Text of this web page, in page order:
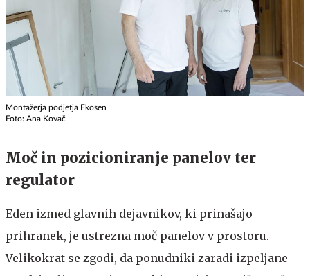
Montažerja podjetja Ekosen
Foto: Ana Kovač
Moč in pozicioniranje panelov ter
regulator
Eden izmed glavnih dejavnikov, ki prinašajo
prihranek, je ustrezna moč panelov v prostoru.
Velikokrat se zgodi, da ponudniki zaradi izpeljane